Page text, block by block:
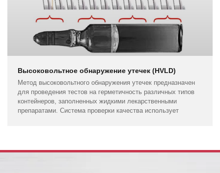
Высоковольтное обнаружение утечек (HVLD)
Метод высоковольтного обнаружения утечек предназначен
для проведения тестов на герметичность различных типов
контейнеров, заполненных жидкими лекарственными
препаратами. Система проверки качества использует